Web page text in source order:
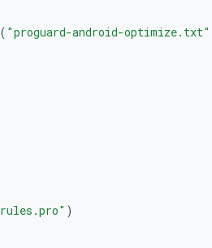
( "proguard-android-optimize.txt"
)